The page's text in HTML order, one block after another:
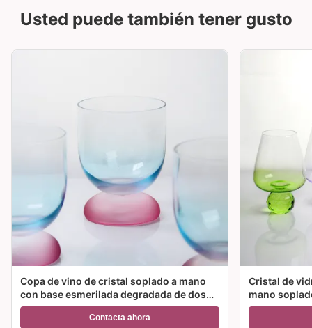
Usted puede también tener gusto
Copa de vino de cristal soplado a mano
con base esmerilada degradada de dos
colores y capacidad de 300 ml para vino,
cóctel y decoración del hogar
Contacta ahora
Cristal de
mano
color y